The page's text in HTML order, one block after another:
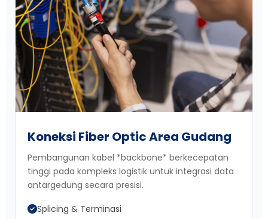
Koneksi Fiber Optic Area Gudang
Pembangunan kabel *backbone* berkecepatan
tinggi pada kompleks logistik untuk integrasi data
antargedung secara presisi.
Splicing & Terminasi